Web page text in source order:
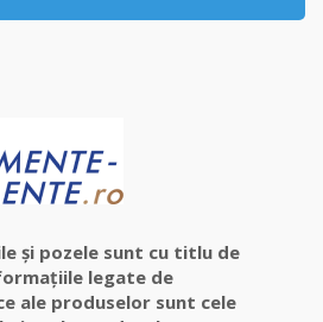
și pozele sunt cu titlu de
legate de
ale produselor sunt cele